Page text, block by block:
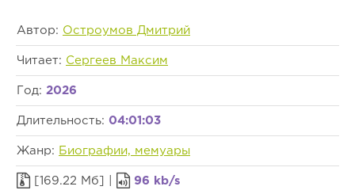
Автор: Остроумов Дмитрий
Читает: Сергеев Максим
Год: 2026
Длительность: 04:01:03
Жанр: Биографии, мемуары
[169.22 Мб] | 96 kb/s